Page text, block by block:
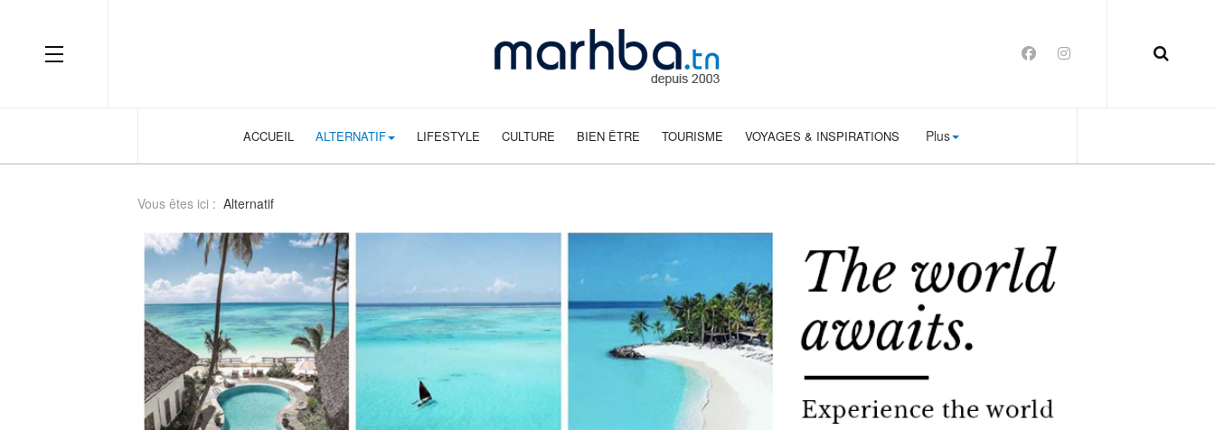
OFF CANVAS
ACCUEIL ALTERNATIF LIFESTYLE CULTURE BIEN ÊTRE TOURISME VOYAGES & INSPIRATIONS Plus
Vous êtes ici : Alternatif